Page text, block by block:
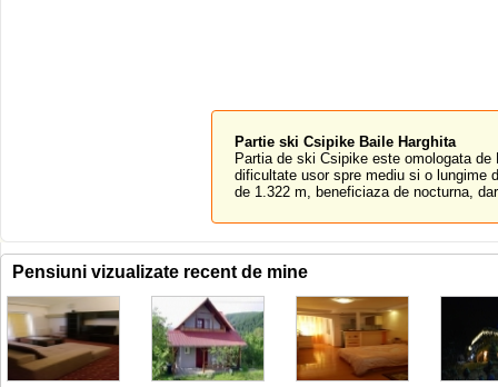
Partie ski Csipike Baile Harghita
Partia de ski Csipike este omologata
dificultate usor spre mediu si o lungime
de 1.322 m, beneficiaza de nocturna,
Pensiuni vizualizate recent de mine